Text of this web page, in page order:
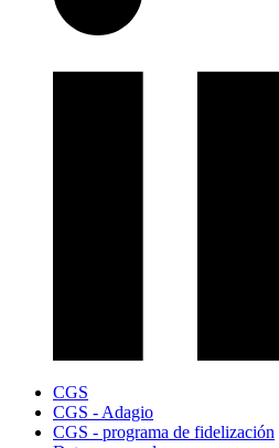
CGS
CGS - Adagio
CGS - programa de fidelización